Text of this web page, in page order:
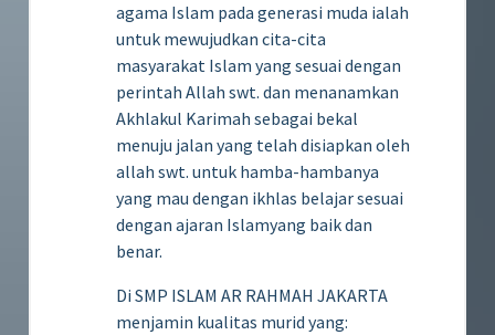
agama Islam pada generasi muda ialah
untuk mewujudkan cita-cita
masyarakat Islam yang sesuai dengan
perintah Allah swt. dan menanamkan
Akhlakul Karimah sebagai bekal
menuju jalan yang telah disiapkan oleh
allah swt. untuk hamba-hambanya
yang mau dengan ikhlas belajar sesuai
dengan ajaran Islamyang baik dan
benar.
Di SMP ISLAM AR RAHMAH JAKARTA
menjamin kualitas murid yang: